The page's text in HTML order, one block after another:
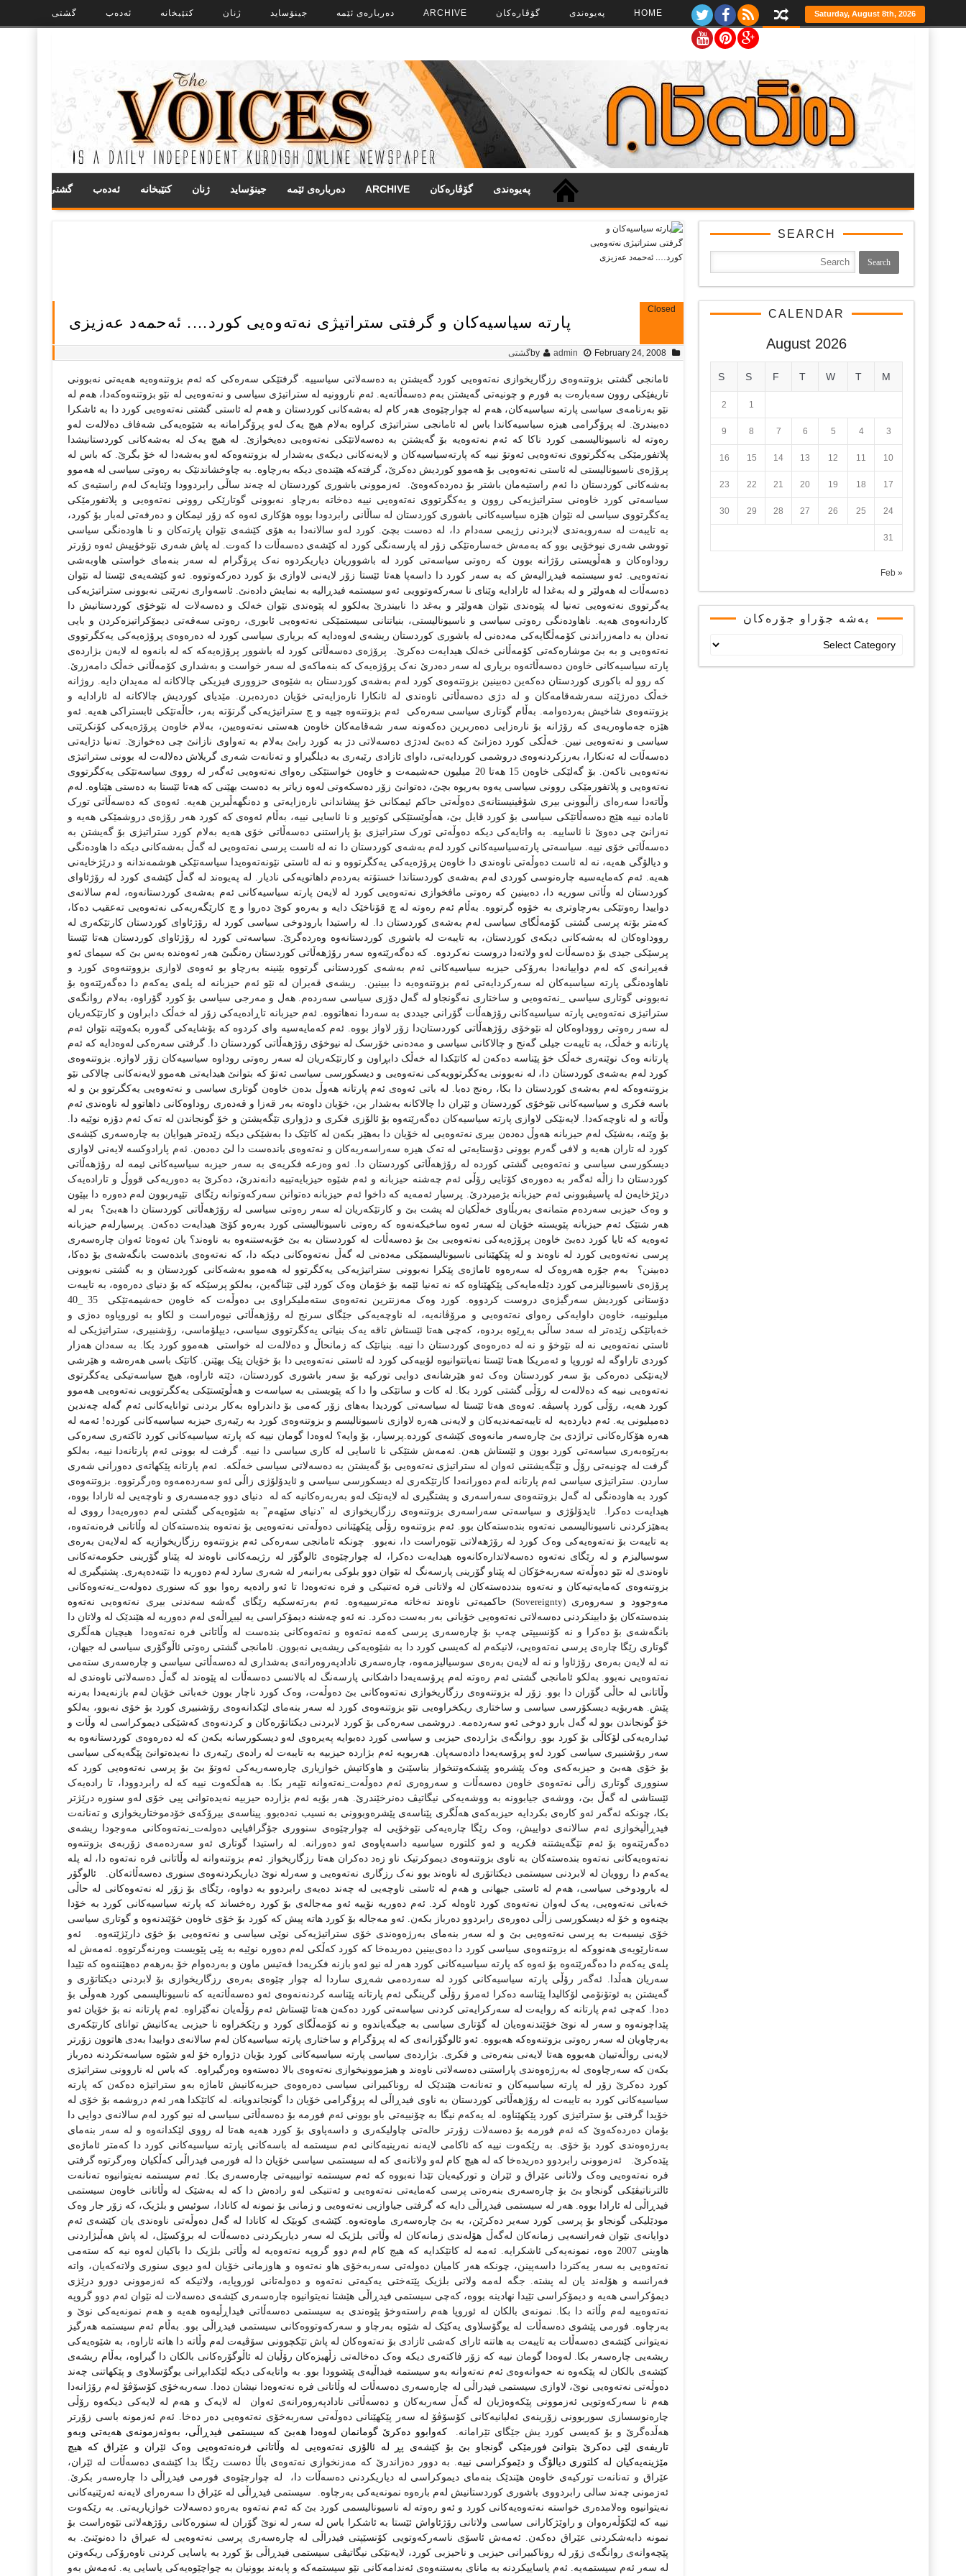
گشتی ئەدەب کتێبخانە ژنان جینۆساید ده‌رباره‌ی ئێمه ARCHIVE گۆڤاره‌کان په‌‌یوه‌ندی HOME Saturday, August 8th, 2026
گشتی ئەدەب کتێبخانە ژنان جینۆساید ده‌رباره‌ی ئێمه ARCHIVE گۆڤاره‌کان په‌‌یوه‌ندی
پارته‌ سیاسیه‌کان و گرفتی ستراتیژی نه‌ته‌وه‌یی کورد…. ئه‌حمه‌د عه‌زیزی
Closed
by admin February 24, 2008 گشتی
ئامانجی گشتی بزوتنه‌وه‌ی رزگاریخوازی نه‌ته‌وه‌یی کورد گه‌یشتن به‌ ده‌سه‌لاتی سیاسییه‌‌. گرفتێکی سه‌ره‌کی که‌ ئه‌م بزوتنه‌وه‌یه‌‌ هه‌یه‌تی نه‌بوونی
تاریفێکی روون‌ سه‌باره‌ت به‌ فورم و چونیه‌تی گه‌یشتن به‌‌م ده‌سه‌ڵاته‌یه‌‌‌‌‌. ئه‌م ناروونیه‌ له‌ ستراتیژی سیاسی و نه‌ته‌وه‌یی له‌ نێو بزوتنه‌وه‌که‌دا،‌ هه‌م له‌
نێو به‌رنامه‌ی‌ سیاسی پارته‌ سیاسیه‌کان، هه‌م له‌ چوارچێوه‌ی هه‌ر کام له‌ به‌شه‌کانی کوردستان و هه‌م له‌ ئاستی گشتی نه‌ته‌وه‌یی کورد دا به‌ ئاشکرا
ده‌بیندرێ. له‌ پرۆگرامی هیزه‌ سیاسیه‌کاندا باس له‌ ئامانجی ستراتیژی کراوه‌ به‌لام هیچ یه‌ک له‌و پرۆگرامانه‌ به‌ شێوه‌یه‌کی شه‌فاف ده‌لاله‌ت‌ له‌‌و
ره‌وته‌ له‌ ناسیونالیسمی کورد ناکا که‌‌ ئه‌م نه‌ته‌وه‌یه‌ بۆ گه‌یشتن به‌ ده‌سه‌لاتێکی نه‌ته‌وه‌یی ده‌یخوازێ‌‌‌. له‌ هیچ یه‌ک له‌ به‌شه‌کانی کوردستانیشدا
پلاتفورمێکی یه‌کگرتووی نه‌ته‌وه‌یی ئه‌وتۆ نییه‌ که‌ پارته‌سیاسیه‌کان و لایه‌نه‌کانی دیکه‌ی به‌شدار له‌ بزوتنه‌وه‌که‌ له‌و به‌شه‌دا له‌ خۆ بگرێ.‌ که‌ باس له‌
پرۆژه‌ی ناسیونالیستی له‌ ئاستی نه‌ته‌وه‌یی بۆ هه‌موو کوردیش ده‌کرێ، گرفته‌که‌ هێنده‌ی دیکه‌ به‌رچاوه‌‌‌. به‌ چاوخشاندنێک به‌ ره‌وتی سیاسی له‌ هه‌موو
به‌شه‌کانی کوردستان دا ئه‌م راستیه‌مان باشتر بۆ ده‌رده‌که‌وه‌ێ.
ئه‌زموونی باشوری کوردستان له‌ چه‌ند ساڵی رابردوودا وێنایه‌ک له‌م راستیه‌ی که‌
سیاسه‌تی کورد خاوه‌نی ستراتیژیه‌کی روون و یه‌کگرتووی نه‌ته‌وه‌یی نییه ده‌خاته‌ به‌رچاو‌‌. نه‌بوونی گوتارێکی روونی نه‌ته‌وه‌یی و پلاتفورمێکی
یه‌کگرتووی سیاسی له‌ نێوان هێزه‌ سیاسیه‌کانی باشوری کوردستان له‌ ساڵانی رابردودا بووه‌‌‌ هۆکاری ئه‌وه‌ که‌ زۆر ئیمکان و ده‌ر‌فه‌تی له‌بار بۆ کورد،
به‌ تایبه‌ت له‌ سه‌روبه‌ندی لابردنی رژیمی سه‌دام دا، له‌ ده‌ست بچێ. کورد له‌و سالانه‌دا به‌ هۆی کێشه‌ی نێوان پارته‌کان و نا هاوده‌نگی سیاسی
تووشی شه‌ری نیوخۆیی بوو که‌ به‌مه‌ش خه‌ساره‌تێکی زۆر له‌ پارسه‌نگی کورد له‌ کێشه‌ی ده‌سه‌ڵات دا که‌وت. له‌ پاش شه‌ری نێوخۆییش ئه‌وه‌ زۆرتر
روداوه‌کان و هه‌ڵویستی رۆژانه‌ بوون که‌ ره‌وتی سیاسه‌تی کورد له‌ باشووریان دیاریکردوه نه‌ک پرۆگرام له‌ سه‌ر بنه‌مای خواستی هاوبه‌شی
نه‌ته‌وه‌یی. ئه‌و سیستمه‌ فیدڕالیه‌ش که‌ به‌ سه‌ر کورد دا داسه‌پا هه‌تا ئێستا زۆر لایه‌نی لاوازی بۆ کورد ده‌رکه‌وتووه‌. ئه‌و کێشه‌یه‌ی ئێستا له‌ نێوان
ده‌سه‌ڵات له‌ هه‌ولێر و له‌ به‌غدا له‌ ئارادایه‌ وێنای نا سه‌رکه‌وتوویی ئه‌و سیستمه‌ فیدڕالیه‌ به‌ نمایش داده‌نێ. ئاسه‌واری نه‌رێنی نه‌بوونی ستراتیژیه‌‌کی
یه‌گرتووی نه‌ته‌وه‌یی ته‌نیا له‌ پێوه‌ندی نێوان هه‌ولێر و به‌غد دا نابیندرێ به‌لکوو له‌ پێوه‌ندی نێوان خه‌لک و ده‌سه‌لات له‌ نێوخۆی کوردستانیش دا
کاردانه‌وه‌ی هه‌یه‌. ناهاوده‌نگی ره‌وتی سیاسی و ناسیونالیستی، بنیاتنانی سیستمێکی نه‌ته‌وه‌یی ئابوری، ره‌وتی سه‌قه‌تی دیمۆکراتیزه‌کردن و بایی
نه‌دان به‌ دامه‌زراندنی کۆمه‌ڵگایه‌کی مه‌ده‌نی له‌ باشوری کوردستان ریشه‌ی له‌وه‌دایه‌ که‌ بریاری سیاسی کورد له‌ ده‌ره‌وه‌ی پرۆژه‌یه‌کی یه‌کگرتووی
نه‌ته‌وه‌یی و به بێ‌ موشاره‌که‌تی‌ کۆمه‌ڵانی خه‌لک هیدایه‌ت ده‌کرێ.
پرۆژه‌ی ده‌سه‌ڵاتی کورد له‌ باشوور پرۆژه‌یه‌که‌ که‌ له‌ بانه‌وه‌ له‌ لایه‌ن بژارده‌ی
پارته‌ سیاسیه‌کانی خاوه‌ن ده‌سه‌ڵاته‌وه‌ بریاری له‌ سه‌ر ده‌درێ نه‌ک پرۆژه‌یه‌ک که‌ بنه‌ماکه‌ی له‌ سه‌ر خواست و به‌شداری کۆمه‌ڵانی خه‌ڵک دامه‌زرێ.
که‌ روو له‌ باکوری کوردستان ده‌که‌ین ده‌بینین بزوتنه‌وه‌ی کورد له‌م به‌شه‌ی کوردستان به‌ شێوه‌ی حزووری فیزیکی چالاکانه‌ له‌ مه‌یدان دایه‌. روژانه‌
خه‌ڵک ده‌رژێنه‌ سه‌رشه‌قامه‌کان و له‌ دژی ده‌سه‌ڵاتی ناوه‌ندی له‌ ئانکارا ناره‌زایه‌تی خۆیان ده‌رده‌برن. مێدیای کوردیش چالاکانه‌ له‌ ئارادایه‌ و
بزوتنه‌وه‌ی شاخیش به‌رده‌وامه‌. به‌ڵام گوتاری سیاسی سه‌ره‌کی
ئه‌م بزوتنه‌وه‌ چییه‌ و چ ستراتیژیه‌کی گرتۆته‌ به‌ر، حاڵه‌تێکی ئابستراکی هه‌یه‌. ئه‌و
هێزه جه‌ماوه‌ریه‌ی‌ که‌ رۆژانه‌ بۆ‌ ناره‌زایی ده‌ه‌ربرین ده‌که‌ونه‌‌ سه‌ر شه‌قامه‌کان خاوه‌ن هه‌ستی نه‌ته‌وه‌یین، به‌لام خاوه‌ن پرۆژه‌یه‌کی کۆنکرێتی
سیاسی و نه‌ته‌وه‌یی نیین‌. خه‌ڵکی کورد ده‌زانێ که‌ ده‌بێ له‌دژی ده‌سه‌لاتی دژ به‌ کورد‌ رابێ به‌لام به‌ ته‌واوی نازانێ چی ده‌خوازێ‌. ته‌نیا دژایه‌تی
ده‌سه‌ڵات له‌ ئه‌نکارا، به‌رزکردنه‌وه‌ی دروشمی کوردایه‌تی، داوای ئازادی رێبه‌ری به‌ دیلگیراو و ته‌نانه‌ت شه‌ری گریلاش ده‌لاله‌ت له‌ بوونی ستراتیژی
نه‌ته‌وه‌یی ناکه‌ن. بۆ گه‌لێکی‌ خاوه‌ن 15 هه‌تا 20 میلیون حه‌شیمه‌ت و خاوه‌ن خواستێکی ره‌وای نه‌ته‌وه‌یی‌ ئه‌گه‌ر له‌ رووی سیاسه‌تێکی یه‌کگرتووی
نه‌ته‌وه‌یی و پلاتفورمێکی روونی سیاسی یه‌وه‌ به‌ریوه‌ بچێ، ده‌توانێ زۆر ده‌سکه‌وتی له‌وه‌ زیاتر به‌ ده‌ست بهێنی که‌ هه‌تا ئێستا به‌ ده‌ستی هێناوه. له‌م
وڵاته‌دا سه‌ره‌ای زاڵبوونی بیری شۆڤینیستانه‌ی ده‌وڵه‌تی حاکم ‌‌ئیمکانی خۆ پیشاندانی ناره‌زایه‌تی و ده‌نگهه‌ڵبرین هه‌یه‌. ئه‌وه‌ی که‌ ده‌سه‌ڵاتی تورک
ئاماده‌ نییه‌ هێچ ده‌سه‌ڵاتێکی سیاسی بۆ کورد قایل بێ، هه‌ڵوێستێکی کوتوپڕ و نا ئاسایی نییه‌،‌ به‌ڵام ئه‌وه‌ی که‌ کورد هه‌ر رۆژه‌ی دروشمێکی هه‌یه‌ و
نه‌زانێ چی ده‌وێ نا ئاساییه‌. به‌ واتایه‌کی دیکه‌ ده‌وڵه‌تی تورک ستراتیژی بۆ پاراستنی ده‌سه‌ڵاتی خۆی هه‌یه‌ به‌لام کورد ستراتیژی بۆ گه‌یشتن به‌
ده‌سه‌ڵاتی خۆی نییه‌. سیاسه‌تی پارته‌سیاسیه‌کانی کورد له‌م به‌شه‌ی کوردستان دا نه‌ له‌ ئاست پرسی نه‌ته‌وه‌یی له‌ گه‌ڵ به‌شه‌کانی دیکه دا‌ هاوده‌نگی
و دیالۆگی هه‌یه‌، نه‌ له‌ ئاست ده‌وڵه‌تی ناوه‌ندی دا خاوه‌ن پرۆژه‌یه‌کی یه‌کگرتووه‌ و نه‌ له‌ ئاستی نێونه‌ته‌وه‌یدا سیاسه‌تێکی هوشمه‌ندانه‌ و درێژخا‌یه‌نی
هه‌یه‌‌. ئه‌م که‌مایه‌سیه‌ چاره‌نوسی کوردی له‌م به‌شه‌ی کوردستاندا خستۆته‌ به‌رده‌م داهاتویه‌کی نادیار. له‌ په‌یوه‌ند له‌ گه‌ڵ کێشه‌ی کورد له‌ رۆژئاوای
کوردستان له‌ وڵاتی سوریه‌ دا، ده‌بینین که‌ ره‌وتی مافخوازی نه‌ته‌وه‌یی کورد له‌ لایه‌ن پارته‌ سیاسیه‌کانی ئه‌م به‌شه‌ی کوردستانه‌وه،‌‌ له‌م‌ سالانه‌ی
دواییدا ره‌وتێکی به‌رچاوتری به‌ خۆوه‌ گرتووه‌. به‌ڵام ئه‌م ره‌وته‌ له‌ چ قۆناخێک دایه‌ و به‌ره‌و کوێ ده‌روا و چ کارێگه‌ریه‌کی نه‌ته‌وه‌یی ته‌عقیب ده‌کا،
که‌متر بۆته‌‌ پرسی گشتی کۆمه‌ڵگای سیاسی له‌م به‌شه‌ی کوردستان دا. له‌ راستیدا بارودوخی سیاسی کورد له‌ رۆژئاوای کوردستان کارتێکه‌ری له‌
رووداوه‌کان له‌ به‌شه‌کانی دیکه‌ی کوردستان،‌ به‌ تایبه‌ت له‌ باشوری کوردستانه‌وه‌ وه‌رده‌گرێ. سیاسه‌تی کورد له‌ رۆژئاوای کوردستان‌ هه‌تا ئێستا
پرسێکی جیدی بۆ ده‌سه‌ڵات له‌و ولاته‌دا دروست نه‌کردوه‌.
که‌ ده‌گه‌رێته‌وه‌ سه‌ر رۆژهه‌ڵاتی کوردستان ره‌نگبێ هه‌ر ئه‌وه‌نده‌ به‌س بێ که‌ سیمای ئه‌و‌
قه‌یرانه‌ی که‌ له‌م دواییانه‌دا به‌رۆکی حیزبه ‌‌سیاسیه‌کانی ئه‌م به‌شه‌ی کوردستانی گرتووه‌ بێنینه‌ به‌رچاو بو ئه‌وه‌ی لاوازی بزووتنه‌وه‌ی کورد و
ناهاوده‌نگی پارته‌ سیاسیه‌کان له‌ سه‌رکردایه‌تی ئه‌م بزوتنه‌وه‌یه دا‌ ببینین. ‌ ریشه‌ی قه‌یران له‌ نێو ئه‌م حیزبانه‌‌ له‌ پله‌ی‌ یه‌که‌م دا ده‌گه‌رێته‌وه‌ بۆ‌
نه‌بوونی گوتاری سیاسی _نه‌ته‌وه‌یی و ساختاری نه‌گونجاو له‌ گه‌ل دۆزی سیاسی سه‌رده‌م‌. هه‌ل و مه‌رجی سیاسی بۆ کورد گۆراوه‌، به‌لام روانگه‌ی
ستراتیژی نه‌ته‌وه‌یی پارته‌ سیاسیه‌کانی رۆژهه‌ڵات گۆرانی جیددی به‌ سه‌ردا نه‌هاتووه‌. ئه‌م حیزبانه‌‌ تاڕاده‌یه‌کی زۆر له‌ خه‌ڵک دابراون و کارتێکه‌ریان
له‌ سه‌ر ره‌وتی رووداوه‌کان له‌ نێوخۆی رۆژهه‌ڵاتی کوردستان‌دا زۆر لاواز بووه‌. ئه‌م که‌مایه‌سیه‌ وای کردوه‌ که‌ بۆشایه‌کی گه‌وره‌ بکه‌وێته‌ نێوان ئه‌م
پارتانه‌ و خه‌ڵک، به‌ تایبه‌ت جیلی گه‌نج و چالاکانی سیاسی و مه‌ده‌نی خۆرسک له‌ نیوخۆی رۆژهه‌ڵاتی کوردستان دا. گرفتی سه‌ره‌کی له‌وه‌دایه‌ که‌ ئه‌م
پارتانه‌ وه‌ک‌ نوێنه‌ری خه‌ڵک خۆ پێناسه‌ ده‌که‌ن له‌ کاتێکدا له‌ خه‌ڵک دابڕاون و کارتێکه‌ریان له‌ سه‌ر ره‌وتی روداوه‌ سیاسیه‌کان زۆر لاوازه‌. بزوتنه‌وه‌ی
کورد له‌م به‌شه‌ی کوردستان دا،‌ له‌ نه‌بوونی یه‌کگرتوویه‌کی نه‌ته‌وه‌یی و دیسکورسی سیاسی ئه‌تۆ که‌ بتوانێ هیدایه‌تی هه‌موو لایه‌نه‌کانی چالاکی نێو
بزوتنه‌وه‌که له‌م به‌شه‌ی کوردستان دا بکا،‌ ره‌نج ده‌با‌. له‌ باتی ئه‌وه‌ی ئه‌م پارتانه‌ هه‌وڵ بده‌ن خاوه‌ن گوتاری سیاسی و نه‌ته‌وه‌یی یه‌کگرتوو بن و له‌
باسه‌ فکری و سیاسیه‌کانی نێوخۆی کوردستان و ئێران دا چالاکانه‌ به‌شدار بن، خۆیان داوه‌ته‌ به‌ر قه‌زا و قه‌ده‌ری روداوه‌کانی داهاتوو له‌ ناوه‌ندی ئه‌م
وڵاته‌ و له‌ ناوچه‌که‌دا. لایه‌نێکی لاوازی پارته‌ سیاسیه‌کان ده‌گه‌رێته‌وه‌ بۆ ئالۆزی فکری و‌ دژواری تێگه‌یشتن و خۆ گونجاندن له‌ ته‌ک ئه‌م دۆزه‌ نوێیه دا‌‌.
بۆ وێنه،‌ به‌شێک له‌م حیزبانه هه‌وڵ ده‌ده‌ن‌ بیری نه‌ته‌وه‌یی له‌ خۆیان دا به‌هێز بکه‌ن له‌ کاتێک دا به‌شێکی دیکه‌ زێده‌تر هیوایان به‌ چاره‌سه‌ری کێشه‌ی
کورد له‌ تاران هه‌یه‌ و‌ لافی گه‌رم بوونی دۆستایه‌تی له‌ ته‌ک هیزه‌ سه‌راسه‌ریه‌کان و نه‌ته‌وه‌ی بانده‌ست دا لێ ده‌ده‌ن. ئه‌م پارادوکسه‌‌ لایه‌نی لاوازی
دیسکورسی سیاسی و نه‌ته‌وه‌یی گشتی کورده‌ له‌ رۆژهه‌‌ڵاتی کوردستان دا‌. ئه‌و وه‌زعه‌ فکریه‌ی‌ به‌ سه‌ر حیزبه‌ سیاسیه‌کانی ئیمه‌ له‌ رۆژهه‌ڵاتی
کوردستان دا زاڵه‌ ئه‌گه‌ر به‌ ده‌وره‌ی کۆتایی رۆڵی ئه‌م چه‌شنه‌ حیزبانه‌‌ و ئه‌م شێوه‌ حیزبایه‌تییه‌ دانه‌ندرێ، ده‌کرێ به‌ ده‌وریه‌کی قووڵ و تاراده‌یه‌ک
درێژخایه‌ن له‌‌ پاسیڤبوونی ئه‌م حیزبانه‌ بژمیردرێ. پرسیار ئه‌مه‌یه‌ که‌ داخوا ئه‌م حیزبانه‌ ده‌توانن سه‌رکه‌وتوانه‌ رێگای
تێپه‌ربوون له‌م ده‌وره‌‌ دا‌ بپێون
و وه‌ک حیزبی سه‌رده‌م متمانه‌ی به‌ربڵاوی خه‌ڵکیان له‌ پشت بێ و کارتێکه‌ریان له‌ سه‌ر ره‌وتی سیاسی له‌ رۆژهه‌ڵاتی کوردستان دا هه‌بێ؟
به‌ر له‌
هه‌ر شتێک ئه‌م حیزبانه‌ پێویسته‌ خۆیان له‌ سه‌ر ئه‌وه‌ ساخبکه‌نه‌وه‌ که‌ ره‌وتی ناسیونالیستی کورد به‌ره‌و کۆێ هیدایه‌ت ده‌که‌ن. پرسیارله‌م حیزبانه‌
ئه‌وه‌یه‌ که‌ ئایا کورد ده‌بێ خاوه‌ن پرۆژه‌یه‌کی نه‌ته‌وه‌یی بێ بۆ ده‌سه‌ڵات له‌ کوردستان به‌ بێ خۆبه‌ستنه‌وه‌ به‌ ناوه‌ند؟ یان ئه‌وه‌تا ئه‌وان چاره‌سه‌ری
پرسی نه‌ته‌وه‌یی کورد له‌ ناوه‌ند و‌ له‌ پێکهێنانی ناسیونالیسمێکی مه‌ده‌نی له‌ گه‌ڵ نه‌ته‌وه‌کانی دیکه دا، که‌ نه‌ته‌وه‌ی بانده‌ست بانگه‌شه‌ی بۆ ده‌کا،
ده‌بینن؟
به‌م جۆره‌ هه‌روه‌ک له‌ سه‌ره‌وه‌ ئاماژه‌ی پێکرا نه‌بوونی ستراتیژیه‌کی یه‌کگرتوو له‌ هه‌موو به‌شه‌کانی کوردستان و‌ به‌ گشتی نه‌بوونی
پرۆژه‌ی ناسیونالیزمی کورد‌‌ دێله‌مایه‌کی پێکهێناوه‌ که‌ نه‌ ته‌نیا ئێمه‌ بۆ خۆمان وه‌ک کورد لێی تێناگه‌ین، به‌لکو پرسێکه‌ که‌ بۆ‌ دنیای ده‌ره‌وه‌، به‌ تایبه‌ت
دۆستانی کوردیش سه‌رگیژه‌ی دروست کردووه‌.‌‌ کورد وه‌ک مه‌زنترین نه‌ته‌وه‌ی سته‌ملیکراوی بی ده‌وڵه‌ت که‌ خاوه‌ن حه‌شیمه‌تێکی
35 _40
میلیونییه‌، خاوه‌ن داوایه‌کی ره‌وای نه‌ته‌وه‌یی و مرۆڤانه‌یه‌‌‌‌، له‌ ناوچه‌یه‌کی جێگای سرنج له‌ رۆژهه‌ڵاتی نیوه‌راست و لکاو به‌ ئوروپاوه ده‌ژی‌ و
خه‌باتێکی زێده‌تر له‌ سه‌د ساڵی به‌ڕێوه‌ بردوه‌، که‌چی هه‌تا ئێستاش تاقه‌ یه‌ک بنیاتی یه‌کگرتووی سیاسی، دیپلۆماسی، رۆشنبیری، ستراتیژیکی له‌
ئاستی نه‌ته‌وه‌یی نه‌‌ له‌ نێوخۆ و نه‌ له‌ ده‌ره‌وه‌ی کوردستان دا نییه. بنیاتێک که‌ زمانحاڵ و ده‌لاله‌ت له‌ خواستی
هه‌موو کورد بکا‌. به‌ سه‌دان هه‌زار
کوردی ‌تاراوگه‌ له‌ ئوروپا و ئه‌مریکا هه‌تا ئێستا نه‌یانتوانیوه‌ لۆبیه‌کی کورد له‌ ئاستی نه‌ته‌وه‌یی دا بۆ خۆیان پێک بهێنن‌. کاتێک باسی هه‌ره‌شه‌ و هێرشی
لایه‌نێکی ده‌ره‌کی بۆ سه‌ر کوردستان وه‌ک ئه‌و هێرشانه‌ی دوایی تورکیه‌ بۆ سه‌ر باشوری کوردستان، دێته‌ ئاراوه،‌ هیچ سیاسه‌تیکی یه‌کگرتوی
نه‌ته‌وه‌یی نییه‌ که‌ ده‌لاله‌ت له‌ رۆڵی گشتی کورد بکا. له‌ کات و ساتێکی وا دا‌ که‌ پێویستی به‌ سیاسه‌ت و هه‌ڵوێستێکی یه‌کگرتوویی نه‌ته‌وه‌یی هه‌موو
کورد هه‌یه‌، رۆڵی کورد پاسیڤه‌. ئه‌وه‌ی هه‌تا ئێستا له‌ سیاسه‌تی کوردیدا به‌های زۆر که‌می بۆ داندراوه‌ به‌کار بردنی توانایه‌کانی ئه‌م گه‌له‌ چه‌ندین
ده‌میلیونی یه‌. ئه‌م دیارده‌یه‌
له‌‌ تایبه‌تمه‌ندیه‌کان و لایه‌نی هه‌ره‌ لاوازی ناسیونالیسم و بزوتنه‌وه‌ی کورد به‌ رێبه‌ری حیزبه‌ سیاسیه‌کانی کورده‌! ئه‌مه‌ له‌
هه‌ره‌ هۆکاره‌کانی تراژدی بێ چاره‌سه‌ر مانه‌وه‌ی کێشه‌ی کورده‌.پرسیار، بۆ وایه‌؟ له‌وه‌دا گومان نییه‌‌ که‌ پارته‌ سیاسیه‌کانی کورد ئاکته‌ری سه‌ره‌کی
به‌رێوه‌به‌ری سیاسه‌تی کورد بوون و ئێستاش هه‌ن. ئه‌مه‌ش شتێکی نا ئاسایی له‌ کاری سیاسی دا نییه‌. گرفت له‌ بوونی ئه‌م پارتانه‌‌دا نییه،‌ به‌لکو
گرفت له‌ چونیه‌تی رۆڵ و تێگه‌یشتنی ئه‌وان‌ له‌ ستراتیژی نه‌ته‌وه‌یی بۆ گه‌یشتن به‌ ده‌سه‌لاتی سیاسی خه‌ڵکه‌.
ئه‌م پارتانه‌ پێکهاته‌ی‌ ده‌ورانی شه‌ری
ساردن. ستراتیژی سیاسی ئه‌م پارتانه‌ له‌م ده‌ورانه‌دا کارتێکه‌ری له‌ دیسکورسی سیاسی و ئایدۆلۆژی زاڵی ئه‌و سه‌رده‌مه‌‌وه‌ وه‌رگرتووه‌‌. بزوتنه‌وه‌ی
کورد به‌ هاوده‌نگی له‌ گه‌ل بزوتنه‌وه‌ی سه‌راسه‌ری و پشتگیری له‌ لایه‌نێک له‌و به‌ربه‌ره‌کانیه‌ که‌ له‌
دنیای دوو جه‌مسه‌ری و ناوچه‌یی له‌ ئارادا بووه،‌
هیدایه‌ت ده‌کرا‌.
ئایدۆلۆژی و سیاسه‌تی سه‌راسه‌ری بزوتنه‌وه‌ی رزگاریخوازی له‌ "دنیای سێهه‌م" به‌ شێوه‌یه‌کی گشتی له‌م ده‌وره‌یه‌دا رووی له‌
به‌هێزکردنی ناسیونالیسمی نه‌ته‌وه‌ بنده‌سته‌کان بوو. ئه‌م بزوتنه‌وه‌ رۆڵی پێکهێنانی ده‌وڵه‌تی نه‌ته‌وه‌یی بۆ نه‌ته‌وه‌ بنده‌سته‌کان له‌ وڵاتانی فره‌نه‌ته‌وه،‌
به‌ تایبه‌ت بۆ نه‌ته‌وه‌یه‌کی وه‌ک کورد له‌ رۆژهه‌لاتی نێوه‌راست دا، نه‌بوو. ‌ چونکه‌ ئامانجی سه‌ره‌کی ئه‌م بزوتنه‌وه‌ رزگاریخوازیه‌ که‌ له‌لایه‌ن به‌ره‌ی
سوسیالیزم‌ و له‌ رێگای نه‌ته‌وه‌ ده‌سه‌لاتداره‌کانه‌وه‌‌ هیدایه‌ت ده‌کرا، له‌ چوارچێوه‌ی ئالوگۆر له‌ رژیمه‌کانی ناوه‌ند له‌ پێناو‌ گۆرینی حکومه‌ته‌کانی
ناوه‌ندی له‌ نێو ده‌وڵه‌ته‌ سه‌ربه‌خۆکان له‌ پێناو گۆرینی پارسه‌نگ له‌ نێوان دوو بلوکی به‌رانبه‌ر له‌ شه‌ری سارد له‌م ده‌وریه‌ دا تێنه‌ده‌په‌ری. پشتیگیری له‌
بزوتنه‌وه‌ی که‌مایه‌تیه‌کان و نه‌ته‌وه‌ بندده‌سته‌کان له‌ ولاتانی فره‌ ئه‌تنیکی و فره‌ نه‌ته‌وه‌دا تا ئه‌و راده‌یه‌ ره‌وا بوو که‌ سنوری ده‌وله‌ت_نه‌ته‌وه‌کانی
مه‌وجوود و سه‌روه‌ر‌ی (
Sovereignty)
حاکمیه‌تی ناوه‌ند نه‌خاته‌ مه‌ترسییه‌وه‌. ئه‌م به‌رته‌سکیه‌ رێگای گه‌شه‌ سه‌ندنی‌ بیری نه‌ته‌وه‌یی نه‌ته‌وه‌
بنده‌سته‌کان بۆ دابینکردنی ده‌سه‌لاتی نه‌ته‌وه‌یی خۆیانی به‌ر به‌ست ده‌کرد. نه‌ ئه‌و چه‌شنه‌ دیمۆکراسی یه‌ لیبڕاڵه‌ی‌‌ له‌م ده‌وریه‌ له‌ هێندێک له‌ ولاتان دا
بانگه‌شه‌ی بۆ ده‌کرا و نه‌ کۆنسیپتی چه‌پ بۆ چاره‌سه‌ری پرسی که‌مه‌ نه‌ته‌وه‌ و نه‌ته‌وه‌کانی بنده‌ست له‌ وڵاتانی فره‌ نه‌ته‌وه‌دا
هیچیان هه‌ڵگری
گوتاری رێگا چاره‌ی پرسی نه‌ته‌وه‌یی، لانیکه‌م له‌ که‌یسی کورد دا به‌ شێوه‌یه‌کی ریشه‌یی نه‌بوون.‌ ئامانجی گشتی ره‌وتی ئاڵوگۆری سیاسی له‌ جیهان،
نه‌ له‌ لایه‌ن به‌ره‌ی رۆژئاوا و نه‌ له‌ لایه‌ن به‌ره‌ی سوسیالیزمه‌وه‌، چاره‌سه‌ری نادادپه‌روه‌رانه‌ی به‌شداری له‌ ده‌سه‌ڵاتی سیاسی و چاره‌سه‌ری سته‌می
نه‌ته‌وه‌یی نه‌بوو. به‌لکو ئامانجی گشتی ئه‌م ره‌وته‌ له‌م پرۆسه‌یه‌دا داشکانی پارسه‌نگ له‌ بالانسی ده‌سه‌ڵات له‌ پێوه‌ند له‌ گه‌ڵ ده‌سه‌لاتی ناوه‌ندی له‌
وڵاتانی له‌ حاڵی گۆران دا بوو. زۆر له‌ بزوتنه‌وه‌ی رزگاریخوازی‌ نه‌ته‌وه‌‌‌کانی بێ ده‌وڵه‌ت، وه‌ک کورد ناچار بوون خه‌باتی خۆیان له‌م بازنه‌یه‌دا به‌رنه‌
پێش. هه‌ربۆیه‌ دیسکۆرسی سیاسی و ساختاری ریکخراوه‌یی نێو بزوتنه‌وه‌ی کورد له‌ سه‌ر بنه‌مای لێکدانه‌وه‌ی رۆشنبیری کورد بۆ خۆی نه‌بوو، به‌لکو
خۆ گونجاندن بوو له‌ گه‌ل بارو دوخی ئه‌و سه‌رده‌مه‌. دروشمی سه‌ره‌کی بۆ کورد لابردنی دیکتاتۆره‌کان و کردنه‌وه‌ی که‌شێکی دیموکراسی له‌ وڵات و
ئیداره‌یه‌کی لۆکاڵی بۆ کورد بوو. روانگه‌ی بژارده‌ی حیزبی و سیاسی کورد ده‌بوایه‌ په‌یره‌وی له‌و دیسکورسانه‌ بکه‌ن که‌ له‌ ده‌ره‌وه‌ی کوردستانه‌وه‌ به‌
سه‌ر رۆشنبیری سیاسی کورد له‌و پرۆسه‌یه‌دا داده‌سه‌پان. هه‌ربویه‌ ئه‌م بژارده‌‌ حیزبیه‌ به‌ تایبه‌ت له‌ راده‌ی رێبه‌ری دا نه‌یده‌توانێ پێگه‌یه‌کی سیاسی
بۆ خۆی هه‌بێ و حیزبه‌که‌ی وه‌ک پێشره‌و پێشکه‌وتنخواز بناسێنێ و هاوکاتیش خوازیاری چاره‌سه‌ریه‌کی ئه‌وتۆ‌ بێ بۆ پرسی نه‌ته‌وه‌یی کورد که‌
سنووری گوتاری زاڵی نه‌ته‌وه‌ی خاوه‌ن ده‌سه‌ڵات و سه‌روه‌ری‌ ئه‌م ده‌وڵه‌ت_نه‌ته‌و‌انه‌ تێپه‌ر بکا‌. به‌ هه‌ڵکه‌وت نییه‌ که‌ له‌ رابردوودا، تا راده‌یه‌ک
ئێستاشی له‌ گه‌ڵ بێ، ووشه‌ی جیابوونه‌ به‌ ووشه‌یه‌کی نیگاتیڤ ده‌نرخێندرێ. هه‌ر بۆیه‌ ئه‌م بژارده‌ حیزبیه‌ نه‌یده‌توانی پیی خۆی له‌و سنوره‌ درێژتر
بکا، چونکه‌ ئه‌گه‌ر ئه‌و کاره‌ی بکردایه‌ حیزبه‌که‌ی هه‌ڵگری پێناسه‌ی پێشره‌وبوونی به‌ نسیب نه‌ده‌بوو. پیناسه‌ی بیرۆکه‌ی خۆدموختاریخوازی و ته‌نانه‌ت
فیدڕاڵیخوازی ئه‌م سالانه‌ی دواییش، وه‌ک رێگا چاره‌یه‌کی نێوخۆیی له‌ چوارچێوه‌ی سنووری جۆگرافیایی ده‌وله‌ت_نه‌ته‌وه‌کانی مه‌وجودا ریشه‌ی
ده‌گه‌رێته‌وه‌ بۆ ئه‌م تێگه‌یشتنه‌ فکریه‌ و ئه‌و کلتوره‌ سیاسیه‌‌ داسه‌پاوه‌ی ئه‌و ده‌ورانه‌‌. له‌ راستیدا گوتاری ئه‌و سه‌رده‌مه‌ی زۆربه‌ی‌ بزوتنه‌وه‌
نه‌ته‌وه‌یه‌کانی نه‌ته‌وه‌ بنده‌سته‌کان به‌ ناوی بزوتنه‌وه‌ی دیموکرتیک ناو زه‌د ده‌کران هه‌تا رزگاریخواز. ئه‌م بزوتنه‌وانه‌ له‌ وڵاتانی فره‌ نه‌ته‌وه‌ دا، له‌ پله‌
یه‌که‌م دا روویان له‌ لابردنی سیستمی دیکتاتۆری له‌ ناوه‌ند بوو نه‌ک رزگاری نه‌ته‌وه‌یی و سه‌رله‌ نوێ دیاریکردنه‌وه‌ی سنوری ده‌سه‌ڵاته‌کان.
ئالوگۆر
له‌ بارودوخی سیاسی، هه‌م له‌ ئاستی جیهانی و هه‌م له‌ ئاستی ناوچه‌یی له‌ چه‌ند ده‌یه‌ی رابردوو به‌ دواوه‌، رێگای بۆ زۆر له‌ نه‌ته‌وه‌کانی له‌ حاڵی
خه‌باتی نه‌ته‌وه‌یی، یه‌ک له‌وان نه‌ته‌وه‌ی کورد‌ ئاوه‌له‌ کرد. ئه‌م ده‌وریه ‌نۆییه‌ ئه‌و مه‌جاله‌ی بۆ کورد ره‌خساند‌ که‌ پارته‌ سیاسیه‌کانی کورد به‌ خۆدا
بچنه‌وه‌ و خۆ له‌ دیسکورسی زاڵی ده‌وره‌ی رابردوو ده‌رباز بکه‌ن. ئه‌و مه‌‌جاله‌ بۆ کورد هاته‌‌ پیش که‌ کورد بۆ خۆی خاوه‌ن خۆێندنه‌وه‌ و گوتاری سیاسی
خۆی نیسبه‌ت به‌ پرسی نه‌ته‌وه‌یی‌ بێ و له‌ سه‌ر بنه‌مای به‌رژه‌وه‌ندی خۆی ستراتیژیه‌کی نوێی سیاسی و نه‌ته‌وه‌یی بۆ خۆی دارێژێته‌وه‌‌.
ئه‌و
سه‌نارێویه‌ی‌ هه‌نووکه‌ له‌ بزوتنه‌وه‌ی سیاسی کورد دا ده‌ی‌بینین ده‌ریده‌خا که‌ کورد که‌ڵکی له‌م ده‌وره‌ نوێیه‌ به‌ پێی پێویست وه‌رنه‌گرتووه‌. ئه‌مه‌ش له‌‌
پله‌ی یه‌که‌م‌ دا ده‌گه‌رێته‌وه‌ بۆ ئه‌وه‌ که‌ پارته‌ سیاسیه‌کانی کورد هه‌ر له‌ نیو ئه‌و بازنه‌ فکریه‌دا قه‌تیس ماو‌ن‌‌‌‌ و به‌رده‌وام خۆ به‌رهه‌م ده‌هێننه‌وه که‌ تێیدا
سه‌ریان هه‌ڵدا‌. ئه‌گه‌ر رۆڵی پارته‌ سیاسیه‌کانی کورد له‌ سه‌رده‌می شه‌ڕی ساردا له‌ چوار چێوه‌ی به‌ره‌ی رزگاریخوازی بۆ لابردنی دیکتاتۆری و
گه‌یشتن به‌ ئوتۆنۆمی لۆکالیدا پێناسه‌ ده‌کرا ئه‌مرۆ رۆڵی گرینگی ئه‌م پارتانه‌ پێناسه‌ کردنه‌نه‌وه‌ی ئه‌و ده‌سه‌ڵاته‌یه‌ که‌ ناسیونالیسمی کورد هه‌وڵی بۆ
ده‌دا. که‌چی‌ ئه‌م پارتانه‌ که‌ روایه‌ت له‌ سه‌رکرایه‌تی کردنی سیاسه‌تی کورد ده‌که‌ن هه‌تا ئێستاش ئه‌م رۆڵه‌یان نه‌گێراوه‌. ئه‌م پارتانه‌ نه‌ بۆ خۆیان ئه‌و
پێداچونه‌وه‌ و سه‌ر له‌ نوێ خۆێندنه‌وه‌یان له‌ گۆتاری سیاسی به‌ جیگه‌یاندوه‌ و نه‌ کۆمه‌ڵگای کورد و رێکخراوه‌ نا حیزبی یه‌کانیش ‌توانای کارتێکه‌ری
به‌رچاویان له‌ سه‌ر ره‌وتی بزوتنه‌وه‌که‌ هه‌بووه‌. ئه‌و ئالوگۆرانه‌ی که‌ له‌ پرۆگرام و ساختاری پارته‌ سیاسیه‌کان له‌م سالانه‌ی دواییدا به‌دی هاتوون‌ زۆرتر
لایه‌نی رواڵه‌تییان هه‌بووه‌ هه‌تا لایه‌نی بنه‌ره‌تی و فکری. بژارده‌ی سیاسی پارته‌ سیاسیه‌کانی کورد بۆیان دژواره‌ خۆ له‌و شێوه‌ سیاسه‌تکردنه‌ ده‌رباز
بکه‌ن که‌ سه‌رچاوه‌ی له‌ به‌رژه‌وه‌ندی پاراستنی ده‌سه‌لاتی ناوه‌ند و هیژموونیخوازی نه‌ته‌وه‌ی بالا ده‌سته‌وه‌ وه‌رگیراوه‌‌‌.
که‌ باس له‌ ناروونی ستراتیژی
کورد ده‌کرێ زۆر له‌ پارته‌ سیاسیه‌کان و ته‌نانه‌ت هێندێک له‌ روناکبیرانی سیاسی ده‌ره‌وه‌ی حیزبه‌کانیش ئاماژه‌ به‌و ستراتیژه‌ ده‌که‌ن که‌ پارته‌
سیاسیه‌کانی کورد به‌ تایبه‌ت له‌ رۆژهه‌ڵاتی کوردستان به‌ ناوی فیدڕاڵی‌ له‌ پرۆگرامی خۆیان دا گونجاندویانه‌. له‌ کاتێکدا هه‌ر ئه‌م دروشمه‌ بۆ خۆی له‌
خۆیدا گرفتی بۆ ستراتیژی کورد پێکهێناوه‌. له‌ یه‌که‌م نیگا به‌ چۆنییه‌تی باو بوونی ئه‌م فورمه‌ بۆ ده‌سه‌ڵاتی سیاسی‌ له‌ نیو کورد له‌م سالانه‌ی دوایی دا
بۆمان ده‌رده‌که‌وێ که‌ ئه‌م فورمه‌ بۆ ده‌سه‌لات زۆرتر‌ حاله‌تی چاولیکه‌ری و داسه‌پاوی بۆ کورد هه‌یه‌‌ هه‌تا له‌ رووی لێکدانه‌وه‌ و له‌ سه‌ر بنه‌مای
به‌رژه‌وه‌ندی کورد بۆ خۆی. به‌ رێکه‌وت نییه‌ که‌ ئاکامی لایه‌نه‌ نه‌رینیه‌کانی ئه‌م سیستمه‌ له‌ باسه‌کانی پارته‌ سیاسیه‌کانی کورد دا که‌متر ئاماژه‌ی
پێده‌کرێ.
ئه‌زموونی رابردوو ده‌ریده‌خا که‌ له‌ هیچ کام له‌و ولاتانه‌ی که‌ له‌ سیستمی سیاسی خۆیان دا له‌ فورمی فیدراڵی که‌ڵکیان وه‌رگرتوه‌ گرفتی
فره‌ نه‌ته‌وه‌یی وه‌ک ولاتانی عێراق و ئێران و تورکیه‌یان تێدا نه‌بووه‌‌ که‌ ئه‌م سیستمه‌ توانیبیه‌تی چاره‌سه‌ری بکا. ئه‌م سیستمه‌ نه‌یتوانیوه‌ ته‌نانه‌ت
ئالترناتیڤێکی گونجاو بێ بۆ چاره‌سه‌ری بنه‌ره‌تی پرسی که‌مایه‌تی نه‌ته‌وه‌یی و ئه‌تنیکی له‌و راده‌ش دا که‌ له‌ به‌شێک له‌ وڵاتانی خاوه‌ن سیستمی
فیدڕاڵی له‌ ئارادا بووه‌‌‌‌. هه‌ر له‌ سیستمی فیدڕاڵی دایه‌ که‌ گرفتی جیاوازیی نه‌ته‌وه‌یی و زمانی بۆ نمونه‌ له‌ کانادا، سوئیس و‌ بلژیک، که‌ زۆر جار وه‌ک
مودێلیکی گونجاو بۆ پرسی کورد سه‌یر ده‌کرێن، به بێ چاره‌سه‌ری ماوه‌ته‌وه‌‌‌. کێشه‌ی کوبێک له‌ کانادا له‌ گه‌ل ده‌وڵه‌تی ناوه‌ندی یان کێشه‌ی ئه‌م
دوایانه‌ی نێوان فه‌رانسه‌یی زمانه‌کان له‌گه‌ڵ هۆله‌ندی زمانه‌کان له‌ وڵاتی بلژیک له‌ سه‌ر دیاریکردنی ده‌سه‌ڵات له‌ برۆکسێل، له‌ پاش هه‌ڵبژاردنی
هاوینی 2007 ه‌وه،‌ نمونه‌یه‌کی ئاشکرایه‌. ئه‌مه‌ له‌ کاتێکدایه‌ که‌ هیج کام له‌م دوو گروپه‌ نه‌ته‌وه‌یه‌ له‌ وڵاتی بلژیک دا باکیان له‌وه‌ نیه‌ که‌ سته‌می
نه‌ته‌وه‌یی به‌ سه‌ر یه‌کتردا داسه‌پینن،‌ چونکه‌ هه‌ر کامیان‌ ده‌وله‌تی سه‌ربه‌خۆی هاو نه‌ته‌وه‌ و هاوزمانی خۆیان له‌و دیوی سنوری ولاته‌که‌یان، واته‌‌
فه‌رانسه‌ و هۆله‌ند یان له‌ پشته. جگه‌ له‌مه‌ ولاتی بلژیک پێته‌ختی یه‌کیه‌تی نه‌ته‌وه‌ و ده‌وله‌تانی ئوروپایه‌‌‌، ولاتیکه‌ که‌ ئه‌زموونی دورو درێژی
دیمۆکراسی هه‌یه‌ و دیمۆکراسی تێیدا نهادینه‌ بووه،‌ که‌چی سیستمی فیدڕاڵی هێشتا نه‌یتوانیوه‌‌ چاره‌سه‌ری کێشه‌ی ده‌سه‌لات له‌ نێوان ئه‌م دوو گروپه‌
نه‌ته‌وه‌ییه‌ له‌م وڵاته‌ دا بکا. نمونه‌ی بالکان له‌ ئوروپا هه‌م راسته‌وخۆ پێوه‌ندی به‌ سیستمی ده‌سه‌ڵاتی فیداڕڵیه‌وه‌ هه‌یه‌‌ و هه‌م نمونه‌یه‌کی نوێ و
به‌رچاوه‌. فورمی پێشوی ده‌سه‌ڵات له‌ یوگۆسلاوی یه‌کێک له‌ شێوه‌ به‌رچاو و سه‌رکه‌وتووه‌کانی سیستمی فیدڕاڵی بوو. به‌ڵام ئه‌م سیستمه‌ هه‌رگیز
نه‌یتوانی کێشه‌ی ده‌سه‌ڵات به‌ تایبه‌ت به‌ هاتنه‌ ئارای که‌شی ئازادی بۆ نه‌ته‌وه‌کان له‌ پاش تێکچوونی سۆڤیه‌ت له‌م وڵاته‌ دا هاته‌ ئاراوه، به‌ شێوه‌یه‌کی
ریشه‌یی چاره‌سه‌ر بکا‌. له‌وه‌دا گومان نییه‌ که‌ زۆر فاکته‌ری دیکه‌ وه‌ک ده‌خاله‌تی زڵهیزه‌کان رۆڵیان له‌ ئاڵوگۆره‌کانی بالکان دا گیراوه‌، به‌ڵام ریشه‌ی
کێشه‌ی بالکان له‌ پێکه‌وه‌ نه‌ حه‌وانه‌وه‌ی ئه‌م نه‌ته‌وانه‌ به‌و سیستمه‌ فیداڵیه‌ی پێشوودا‌ بوو. به‌ واتایه‌کی دیکه‌ لێکدابڕانی یوگۆسلاوی و پێکهاتنی چه‌ند
ده‌وڵه‌تی نه‌ته‌وه‌یی نوێ، لاوازی سیستمی فیدراڵی له‌ چاره‌سه‌ری ده‌سه‌ڵات له‌ وڵاتانی فره‌ نه‌ته‌وه‌دا نیشان ده‌دا. سه‌ربه‌خۆی کۆسۆڤۆ له‌م رۆژانه‌دا
هه‌م نا سه‌رکه‌وتویی ئه‌زموونی پێکه‌وه‌ژیان له‌ گه‌ڵ سه‌ربه‌کان و ده‌سه‌ڵاتی نادادپه‌روه‌رانه‌ی ئه‌وان ‌ له‌ لایه‌ک و هه‌م له‌ لایه‌کی دیکه‌وه‌ رۆڵی
چاره‌نوسسازی سوربوونی زۆرینه‌ی ئه‌لبانیه‌کانی کۆسۆڤۆ له‌ سه‌ر پێکهێنانی ده‌وڵه‌تی سه‌ربه‌خۆی نه‌ته‌وه‌یی ده‌ر ده‌خا. ئه‌م ئه‌زمونه‌ باسی زۆرتر
هه‌ڵده‌گرێ و بۆ که‌یسی کورد یش جێگای تێرامانه‌.
که‌وابوو ده‌کرێ گومانمان له‌وه‌دا هه‌بێ که‌ سیستمی فیدڕاڵی، به‌وئه‌زمونه‌ی هه‌یه‌تی وبه‌و
تاریفه‌ی لێی ده‌کرێ بتوانێ فورمێکی گونجاو بێ بۆ کێشه‌ی پڕ له‌ ئالۆزی‌ نه‌ته‌وه‌یی‌ له‌ وڵاتانی فره‌نه‌ته‌وه‌یی وه‌ک ئێران و عێراق که‌ هیچ
مێژینه‌یه‌کیان له‌ کلتوری دیالۆگ و دێموکراسی نییه‌. به‌ دوور ده‌زاندرێ‌ که‌ مه‌زنخوازی نه‌ته‌وه‌ی باڵا ده‌ست رێگا بدا کێشه‌ی ده‌سه‌ڵات له‌ ئێران،
عێراق و ته‌نانه‌ت تورکیه‌ی خاوه‌ن هێندێک بنه‌مای دیموکراسی له‌ دیاریکردنی ده‌سه‌ڵات دا، ‌ له‌ چوارچێوه‌ی فورمی فیدڕاڵی دا چاره‌سه‌ر بکرێ.
ئه‌‌زمونی چه‌ند سالی رابردووی باشوری کوردستانیش له‌م باره‌وه‌ نمونه‌یه‌کی به‌رچاوه‌.
سیستمی فیدڕاڵی له‌ عێراق دا سه‌ره‌رای لایه‌نه‌ ئه‌رێنیه‌کانی
نه‌یتوانیوه‌ وه‌لامده‌ری خواسته‌ نه‌ته‌وه‌یه‌کانی کورد و ئه‌و ره‌وته‌ له‌ ناسیونالیسمی کورد بێ که‌ ئه‌م نه‌ته‌وه‌ به‌ره‌و ده‌سه‌لات خوازیاریه‌تی‌. به‌ رێکه‌وت
نییه‌ که‌ لێکۆڵه‌ره‌وان و راوێژکارانی سیاسی ولاتانی رۆژئاواش ئێستا به‌ ئاشکرا باس له‌ سه‌ر له‌ نوێ گۆران له‌ سنوره‌کانی رۆژهه‌لاتی نێوه‌راست بۆ
نمونه‌ دابه‌شکردنی عێراق ده‌که‌ن. ئه‌مه‌ش ئاسۆی ناسه‌رکه‌وتویی کۆنسێپتی فیدراڵی له‌ چاره‌سه‌ری پرسی نه‌ته‌وه‌یی له‌ عیراق دا ده‌نوێنێ. به‌
پێچه‌وانه‌ی روانگه‌ی زۆر له‌ روناکبیرانی حیزبی و ناحیزبی کورد، لایه‌نێکی نیگاتیڤی سیستمی فیدڕاڵی بۆ کورد به‌ یاسایی کردنی ناوه‌رۆکی ریکه‌وتن
له‌ سه‌ر ئه‌م سیستمه‌یه‌‌‌‌. ئه‌م یاساییکردنه‌ به‌ مانای به‌ستنه‌وه‌ی ئه‌ندامه‌کانی نێو سیستمه‌که‌ و پابه‌ند بوونیان به‌‌ چواچێوه‌یه‌کی یاسایی یه‌‌. ئه‌مه‌ش به‌و
SEARCH
CALENDAR
August 2026
M
T
W
T
F
S
S
1
2
3
4
5
6
7
8
9
10
11
12
13
14
15
16
17
18
19
20
21
22
23
24
25
26
27
28
29
30
31
« Feb
بەشە جۆراو جۆرەکان
جۆرەکان